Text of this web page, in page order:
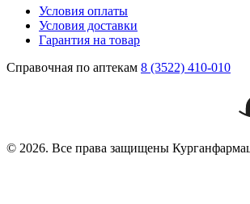
Условия оплаты
Условия доставки
Гарантия на товар
Справочная по аптекам 8 (3522) 410-010
© 2026. Все права защищены